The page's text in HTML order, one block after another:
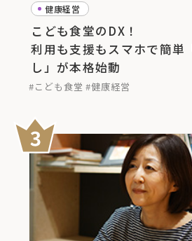
健康経営
こども食堂のDX！
利用も支援もスマホで簡単
し」が本格始動
#こども食堂 #健康経営